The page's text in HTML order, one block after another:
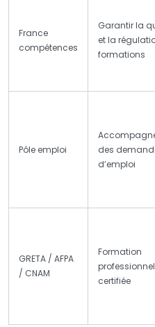
France
compétences
Garantir la
et la
formations
Pôle emploi
des
d’emploi
GRETA / AFPA
/ CNAM
Formation
certifiée